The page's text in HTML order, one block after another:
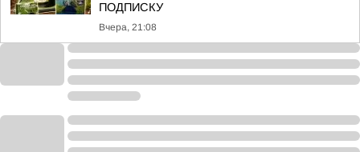
ПОДПИСКУ
Вчера, 21:08